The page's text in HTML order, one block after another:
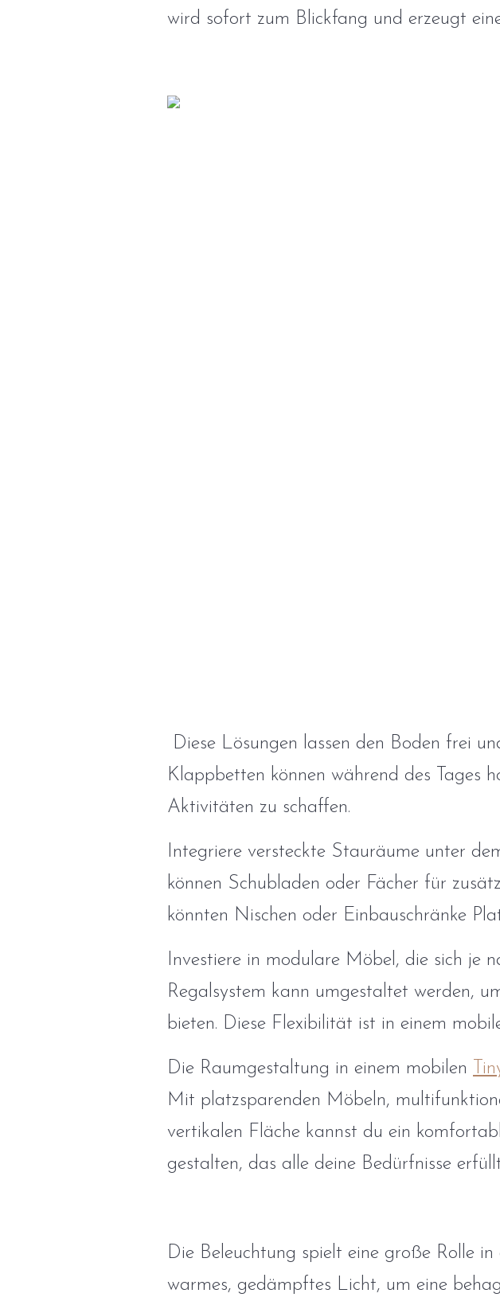
wird sofort zum Blickfang und erzeugt
Diese Lösungen lassen den Boden frei
Klappbetten können während des Tages
Aktivitäten zu schaffen.
Integriere versteckte Stauräume unter
können Schubladen oder Fächer für
könnten Nischen oder Einbauschränke
Investiere in modulare Möbel, die sich je
Regalsystem kann umgestaltet werden,
bieten. Diese Flexibilität ist in einem
Die Raumgestaltung in einem mobilen
Mit platzsparenden Möbeln,
vertikalen Fläche kannst du ein
gestalten, das alle deine Bedürfnisse
Die Beleuchtung spielt eine große Rolle
warmes, gedämpftes Licht, um eine